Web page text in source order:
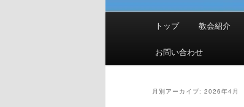
メ
トップ 教会紹介
お問い合わせ
月別アーカイブ: 2026年4月